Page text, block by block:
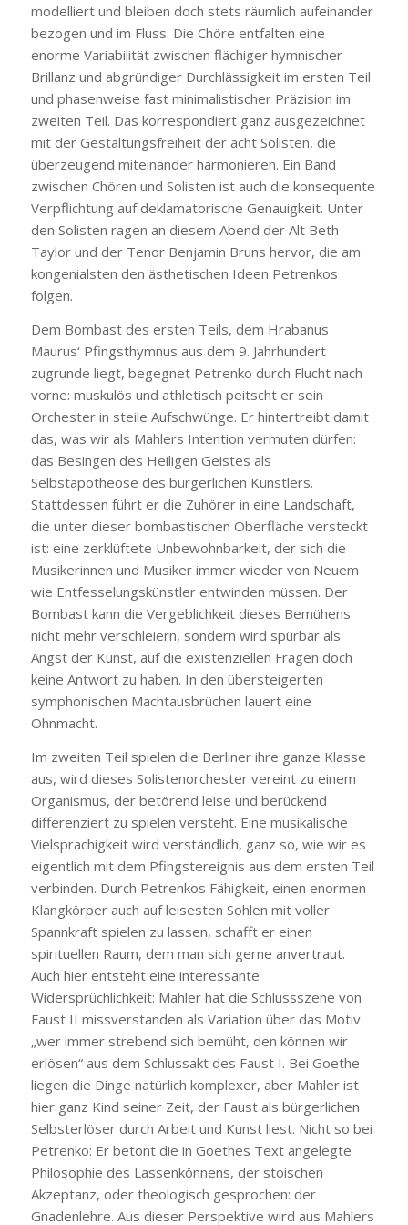
modelliert und bleiben doch stets räumlich aufeinander
bezogen und im Fluss. Die Chöre entfalten eine
enorme Variabilität zwischen flächiger hymnischer
Brillanz und abgründiger Durchlässigkeit im ersten Teil
und phasenweise fast minimalistischer Präzision im
zweiten Teil. Das korrespondiert ganz ausgezeichnet
mit der Gestaltungsfreiheit der acht Solisten, die
überzeugend miteinander harmonieren. Ein Band
zwischen Chören und Solisten ist auch die konsequente
Verpflichtung auf deklamatorische Genauigkeit. Unter
den Solisten ragen an diesem Abend der Alt Beth
Taylor und der Tenor Benjamin Bruns hervor, die am
kongenialsten den ästhetischen Ideen Petrenkos
folgen.
Dem Bombast des ersten Teils, dem Hrabanus
Maurus‘ Pfingsthymnus aus dem 9. Jahrhundert
zugrunde liegt, begegnet Petrenko durch Flucht nach
vorne: muskulös und athletisch peitscht er sein
Orchester in steile Aufschwünge. Er hintertreibt damit
das, was wir als Mahlers Intention vermuten dürfen:
das Besingen des Heiligen Geistes als
Selbstapotheose des bürgerlichen Künstlers.
Stattdessen führt er die Zuhörer in eine Landschaft,
die unter dieser bombastischen Oberfläche versteckt
ist: eine zerklüftete Unbewohnbarkeit, der sich die
Musikerinnen und Musiker immer wieder von Neuem
wie Entfesselungskünstler entwinden müssen. Der
Bombast kann die Vergeblichkeit dieses Bemühens
nicht mehr verschleiern, sondern wird spürbar als
Angst der Kunst, auf die existenziellen Fragen doch
keine Antwort zu haben. In den übersteigerten
symphonischen Machtausbrüchen lauert eine
Ohnmacht.
Im zweiten Teil spielen die Berliner ihre ganze Klasse
aus, wird dieses Solistenorchester vereint zu einem
Organismus, der betörend leise und berückend
differenziert zu spielen versteht. Eine musikalische
Vielsprachigkeit wird verständlich, ganz so, wie wir es
eigentlich mit dem Pfingstereignis aus dem ersten Teil
verbinden. Durch Petrenkos Fähigkeit, einen enormen
Klangkörper auch auf leisesten Sohlen mit voller
Spannkraft spielen zu lassen, schafft er einen
spirituellen Raum, dem man sich gerne anvertraut.
Auch hier entsteht eine interessante
Widersprüchlichkeit: Mahler hat die Schlussszene von
Faust II missverstanden als Variation über das Motiv
„wer immer strebend sich bemüht, den können wir
erlösen“ aus dem Schlussakt des Faust I. Bei Goethe
liegen die Dinge natürlich komplexer, aber Mahler ist
hier ganz Kind seiner Zeit, der Faust als bürgerlichen
Selbsterlöser durch Arbeit und Kunst liest. Nicht so bei
Petrenko: Er betont die in Goethes Text angelegte
Philosophie des Lassenkönnens, der stoischen
Akzeptanz, oder theologisch gesprochen: der
Gnadenlehre. Aus dieser Perspektive wird aus Mahlers